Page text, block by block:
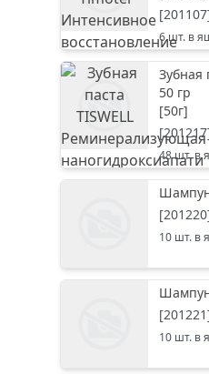
[201107
6шт. в
Зубная
50 гр
[50г]
[201217
48шт. в
[201220
10 шт. в
[201221
10 шт. в